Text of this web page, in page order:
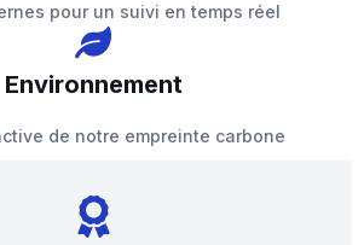
pour un suivi en temps réel
Environnement
de notre empreinte carbone